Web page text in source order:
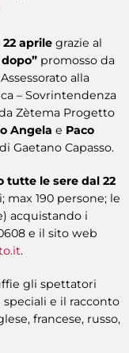
22 aprile grazie al
promosso da
alla
– Sovrintendenza
Zètema Progetto
Angela e Paco
Gaetano Capasso.
tutte le sere dal 22
max 190 persone; le
acquistando i
e il sito web
.
gli spettatori
e il racconto
francese, russo,